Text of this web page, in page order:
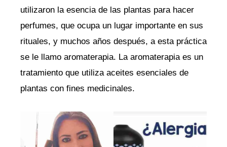
utilizaron la esencia de las plantas para hacer
perfumes, que ocupa un lugar importante en sus
rituales, y muchos años después, a esta práctica
se le llamo aromaterapia. La aromaterapia es un
tratamiento que utiliza aceites esenciales de
plantas con fines medicinales.